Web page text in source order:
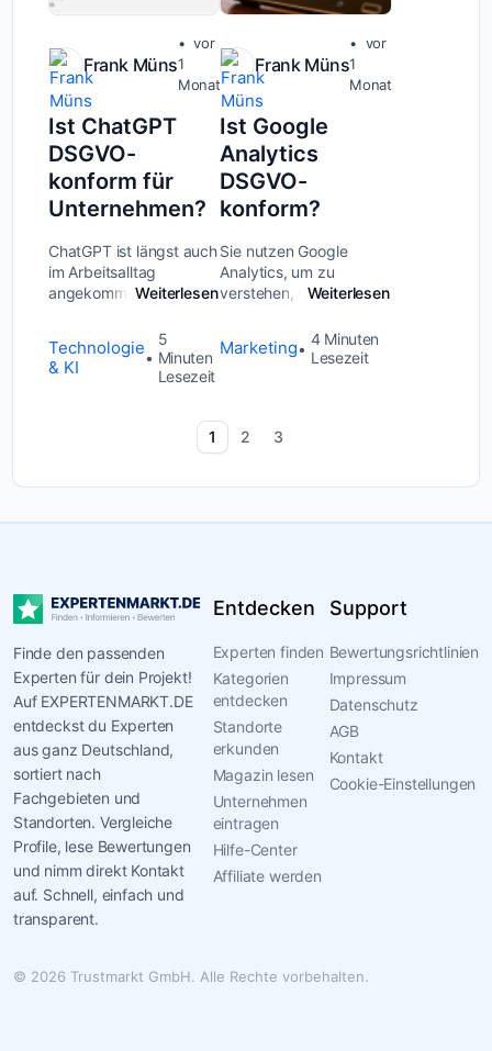
Frank Müns
vor
1
Monat
Ist ChatGPT
DSGVO-
konform für
Unternehmen?
ChatGPT ist längst auch
im Arbeitsalltag
angekommen. Ihre
Textentwürfe,
Recherchen oder
Problem: Oft geschieht
Weiterlesen
Technologie
& KI
5
Minuten
Lesezeit
Frank Müns
vor
1
Monat
Ist Google
Analytics
DSGVO-
konform?
Sie nutzen Google
Analytics, um zu
verstehen, wie Besucher
Standard-Tool, das
praktisch jeder kennt.
Unternehmen ein
Problem, das sie oft
ers...
Weiterlesen
Marketing 4 Minuten
Lesezeit
1 2 3
Finde den passenden
Experten für dein Projekt!
Auf EXPERTENMARKT.DE
entdeckst du Experten
aus ganz Deutschland,
sortiert nach
Fachgebieten und
Standorten. Vergleiche
Profile, lese Bewertungen
und nimm direkt Kontakt
auf. Schnell, einfach und
transparent.
Entdecken
Experten finden
Kategorien
entdecken
Standorte
erkunden
Magazin lesen
Unternehmen
eintragen
Hilfe-Center
Affiliate werden
Support
Bewertungsrichtlinien
Impressum
Datenschutz
AGB
Kontakt
Cookie-Einstellungen
© 2026 Trustmarkt GmbH. Alle Rechte vorbehalten.